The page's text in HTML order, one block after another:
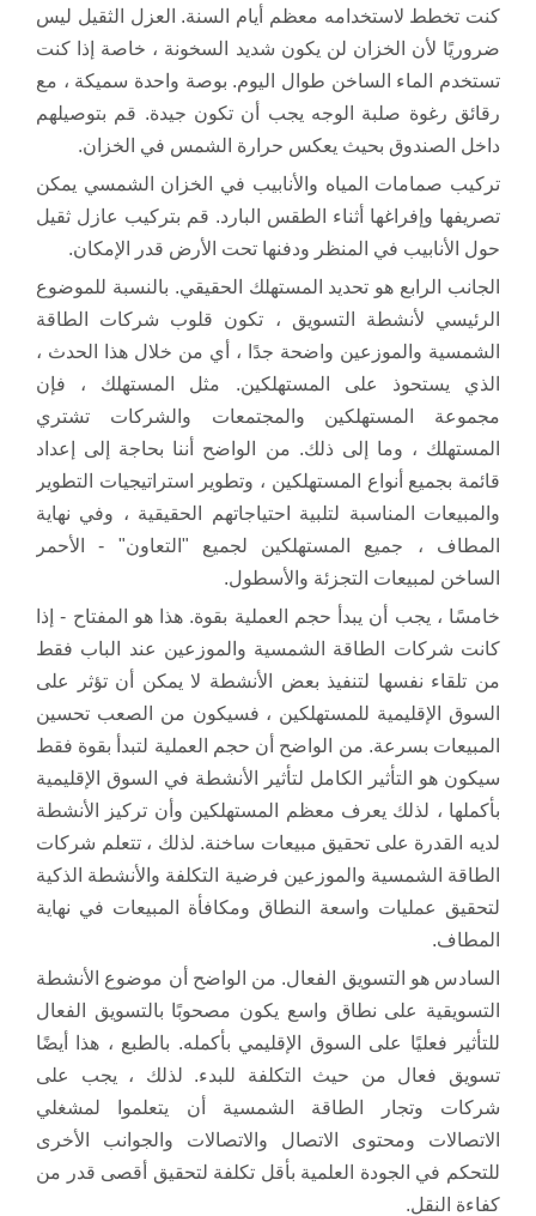
كنت تخطط لاستخدامه معظم أيام السنة. العزل الثقيل ليس
ضروريًا لأن الخزان لن يكون شديد السخونة ، خاصة إذا كنت
تستخدم الماء الساخن طوال اليوم. بوصة واحدة سميكة ، مع
رقائق رغوة صلبة الوجه يجب أن تكون جيدة. قم بتوصيلهم
داخل الصندوق بحيث يعكس حرارة الشمس في الخزان.
تركيب صمامات المياه والأنابيب في الخزان الشمسي يمكن
تصريفها وإفراغها أثناء الطقس البارد. قم بتركيب عازل ثقيل
حول الأنابيب في المنظر ودفنها تحت الأرض قدر الإمكان.
الجانب الرابع هو تحديد المستهلك الحقيقي. بالنسبة للموضوع
الرئيسي لأنشطة التسويق ، تكون قلوب شركات الطاقة
الشمسية والموزعين واضحة جدًا ، أي من خلال هذا الحدث ،
الذي يستحوذ على المستهلكين. مثل المستهلك ، فإن
مجموعة المستهلكين والمجتمعات والشركات تشتري
المستهلك ، وما إلى ذلك. من الواضح أننا بحاجة إلى إعداد
قائمة بجميع أنواع المستهلكين ، وتطوير استراتيجيات التطوير
والمبيعات المناسبة لتلبية احتياجاتهم الحقيقية ، وفي نهاية
المطاف ، جميع المستهلكين لجميع "التعاون" - الأحمر
الساخن لمبيعات التجزئة والأسطول.
خامسًا ، يجب أن يبدأ حجم العملية بقوة. هذا هو المفتاح - إذا
كانت شركات الطاقة الشمسية والموزعين عند الباب فقط
من تلقاء نفسها لتنفيذ بعض الأنشطة لا يمكن أن تؤثر على
السوق الإقليمية للمستهلكين ، فسيكون من الصعب تحسين
المبيعات بسرعة. من الواضح أن حجم العملية لتبدأ بقوة فقط
سيكون هو التأثير الكامل لتأثير الأنشطة في السوق الإقليمية
بأكملها ، لذلك يعرف معظم المستهلكين وأن تركيز الأنشطة
لديه القدرة على تحقيق مبيعات ساخنة. لذلك ، تتعلم شركات
الطاقة الشمسية والموزعين فرضية التكلفة والأنشطة الذكية
لتحقيق عمليات واسعة النطاق ومكافأة المبيعات في نهاية
المطاف.
السادس هو التسويق الفعال. من الواضح أن موضوع الأنشطة
التسويقية على نطاق واسع يكون مصحوبًا بالتسويق الفعال
للتأثير فعليًا على السوق الإقليمي بأكمله. بالطبع ، هذا أيضًا
تسويق فعال من حيث التكلفة للبدء. لذلك ، يجب على
شركات وتجار الطاقة الشمسية أن يتعلموا لمشغلي
الاتصالات ومحتوى الاتصال والاتصالات والجوانب الأخرى
للتحكم في الجودة العلمية بأقل تكلفة لتحقيق أقصى قدر من
كفاءة النقل.